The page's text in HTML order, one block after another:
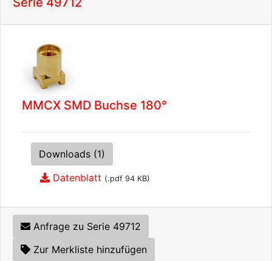
MMCX SMD Buchse 180°
Downloads (1)
Datenblatt (.pdf 94 KB)
Anfrage zu Serie 49712
Zur Merkliste hinzufügen